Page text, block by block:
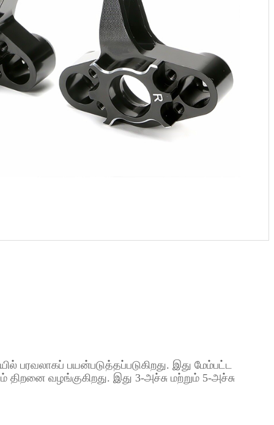
பரவலாகப் பயன்படுத்தப்படுகிறது. இது மேம்பட்ட
வழங்குகிறது. இது 3-அச்சு மற்றும் 5-அச்சு